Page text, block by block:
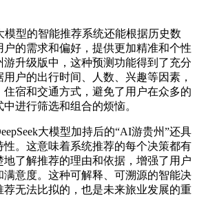
型的智能推荐系统还能根据历史数
的需求和偏好，提供更加精准和个性
升级版中，这种预测功能得到了充分
户的出行时间、人数、兴趣等因素，
宿和交通方式，避免了用户在众多的
进行筛选和组合的烦恼。
大模型加持后的“AI游贵州”还具
。这意味着系统推荐的每个决策都有
了解推荐的理由和依据，增强了用户
满意度。这种可解释、可溯源的智能决
无法比拟的，也是未来旅业发展的重